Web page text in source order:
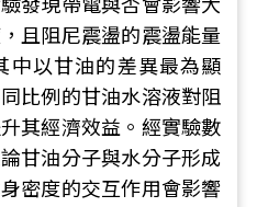
發現帶電與否會影響大
且阻尼震盪的震盪能量
中以甘油的差異最為顯
比例的甘油水溶液對阻
其經濟效益。經實驗數
甘油分子與水分子形成
密度的交互作用會影響